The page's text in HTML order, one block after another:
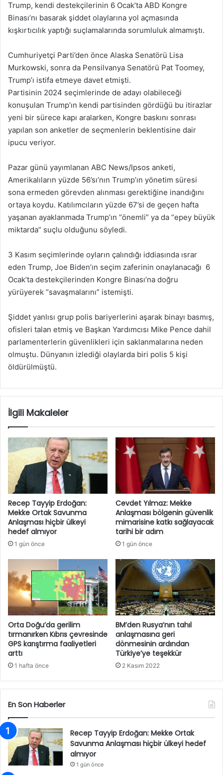
Trump, kendi destekçilerinin 6 Ocak’ta ABD Kongre
Binası’nı basarak şiddet olaylarına yol açmasında
kışkırtıcılık yaptığı suçlamalarında sorumluluk almamıştı.
Cumhuriyetçi Parti’den önce Alaska Senatörü Lisa
Murkowski, sonra da Pensilvanya Senatörü Pat Toomey,
Trump’ı istifa etmeye davet etmişti.
Partisinin 2024 seçimlerinde de adayı olabileceği
konuşulan Trump’ın kendi partisinden gördüğü bu itirazlar
yeni bir sürece kapı aralarken, Kongre baskını sonrası
yapılan son anketler de seçmenlerin beklentisine dair
ipucu veriyor.
Pazar günü yayımlanan ABC News/Ipsos anketi,
Amerikalıların yüzde 56’sı’nın Trump’ın yönetim süresi
sona ermeden görevden alınması gerektiğine inandığını
ortaya koydu. Katılımcıların yüzde 67’si de geçen hafta
yaşanan ayaklanmada Trump’ın “önemli” ya da “epey büyük
miktarda” suçlu olduğunu söyledi.
3 Kasım seçimlerinde oyların çalındığı iddiasında ısrar
eden Trump, Joe Biden’ın seçim zaferinin onaylanacağı 6
Ocak’ta destekçilerinden Kongre Binası’na doğru
yürüyerek “savaşmalarını” istemişti.
Şiddet yanlısı grup polis bariyerlerini aşarak binayı basmış,
ofisleri talan etmiş ve Başkan Yardımcısı Mike Pence dahil
parlamenterlerin güvenlikleri için saklanmalarına neden
olmuştu. Dünyanın izlediği olaylarda biri polis 5 kişi
öldürülmüştü.
İlgili Makaleler
Recep Tayyip Erdoğan:
Mekke Ortak Savunma
Anlaşması hiçbir ülkeyi
hedef almıyor
1 gün önce
Cevdet Yılmaz: Mekke
Anlaşması bölgenin güvenlik
mimarisine katkı sağlayacak
tarihi bir adım
1 gün önce
Orta Doğu’da gerilim
tırmanırken Kıbrıs çevresinde
GPS karıştırma faaliyetleri
arttı
1 hafta önce
BM’den Rusya’nın tahıl
anlaşmasına geri
dönmesinin ardından
Türkiye’ye teşekkür
2 Kasım 2022
En Son Haberler
Recep Tayyip Erdoğan: Mekke Ortak
Savunma Anlaşması hiçbir ülkeyi hedef
almıyor
1 gün önce